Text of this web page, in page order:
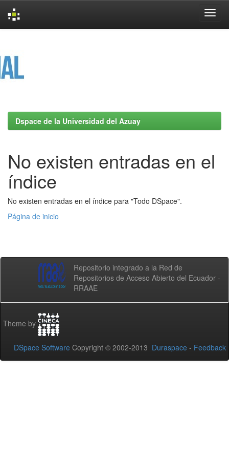
Dspace de la Universidad del Azuay
No existen entradas en el
índice
No existen entradas en el índice para "Todo DSpace".
Página de inicio
Repositorio integrado a la Red de
Repositorios de Acceso Abierto del Ecuador -
RRAAE
Theme by
DSpace Software Copyright © 2002-2013 Duraspace - Feedback